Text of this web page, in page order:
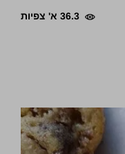
36.3 א' צפיות